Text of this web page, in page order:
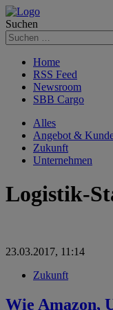
Suchen
Home
RSS Feed
Newsroom
SBB Cargo
Alles
Angebot &
Zukunft
Unternehmen
Logistik-
23.03.2017, 11:14
Zukunft
Wie Amazon,